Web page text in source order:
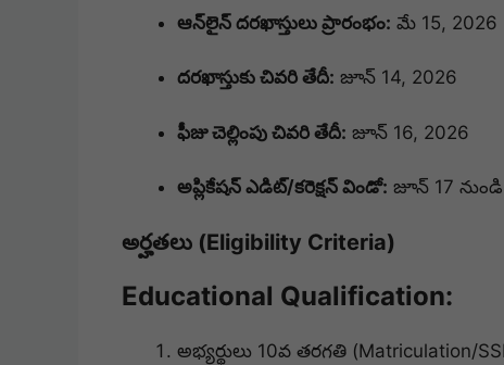
ఆన్‌లైన్ దరఖాస్తులు ప్రారంభం: మే 15, 2026
దరఖాస్తుకు చివరి తేదీ: జూన్ 14, 2026
ఫీజు చెల్లింపు చివరి తేదీ: జూన్ 16, 2026
అప్లికేషన్ ఎడిట్/కరెక్షన్ విండో: జూన్ 17
అర్హతలు (Eligibility Criteria)
Educational Qualification:
అభ్యర్థులు 10వ తరగతి (Matriculation/